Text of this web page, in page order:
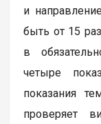
и
быть от 15
в
четыре
показания
проверяет